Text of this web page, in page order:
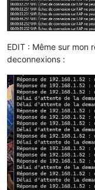
EDIT : Même sur mon
deconnexions :